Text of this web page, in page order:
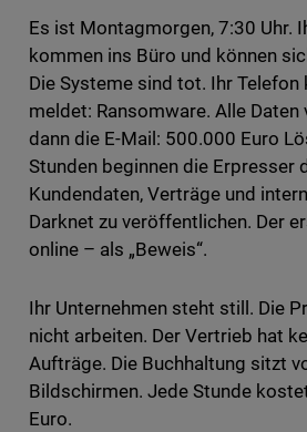
Es ist Montagmorgen, 7:30 Uhr.
kommen ins Büro und können
Die Systeme sind tot. Ihr
meldet: Ransomware. Alle Daten
dann die E-Mail: 500.000 Euro
Stunden beginnen die Erpresser
Kundendaten, Verträge und
Darknet zu veröffentlichen. Der
online – als „Beweis“.
Ihr Unternehmen steht still. Die
nicht arbeiten. Der Vertrieb hat
Aufträge. Die Buchhaltung sitzt
Bildschirmen. Jede Stunde
Euro.